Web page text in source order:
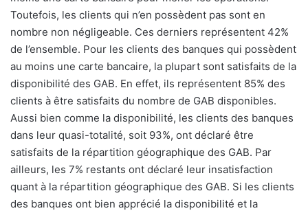
Toutefois, les clients qui n’en possèdent pas sont en
nombre non négligeable. Ces derniers représentent 42%
de l’ensemble. Pour les clients des banques qui possèdent
au moins une carte bancaire, la plupart sont satisfaits de la
disponibilité des GAB. En effet, ils représentent 85% des
clients à être satisfaits du nombre de GAB disponibles.
Aussi bien comme la disponibilité, les clients des banques
dans leur quasi-totalité, soit 93%, ont déclaré être
satisfaits de la répartition géographique des GAB. Par
ailleurs, les 7% restants ont déclaré leur insatisfaction
quant à la répartition géographique des GAB. Si les clients
des banques ont bien apprécié la disponibilité et la